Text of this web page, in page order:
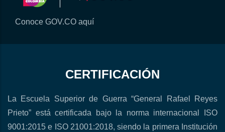
Conoce GOV.CO aquí
CERTIFICACIÓN
La Escuela Superior de Guerra “General Rafael Reyes
Prieto” está certificada bajo la norma internacional ISO
9001:2015 e ISO 21001:2018, siendo la primera Institución